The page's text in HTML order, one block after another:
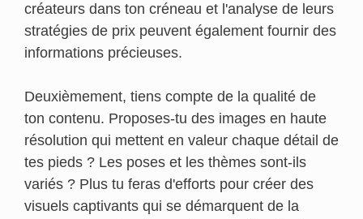
créateurs dans ton créneau et l'analyse de leurs
stratégies de prix peuvent également fournir des
informations précieuses.
Deuxièmement, tiens compte de la qualité de
ton contenu. Proposes-tu des images en haute
résolution qui mettent en valeur chaque détail de
tes pieds ? Les poses et les thèmes sont-ils
variés ? Plus tu feras d'efforts pour créer des
visuels captivants qui se démarquent de la